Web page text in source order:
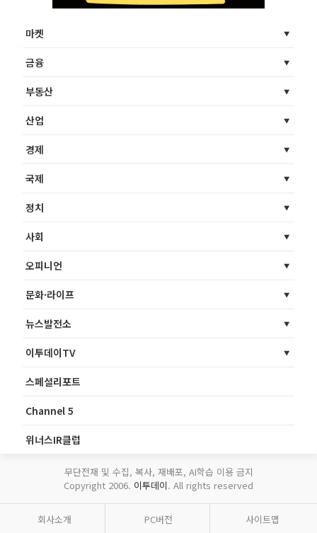
마켓
금융
부동산
산업
경제
국제
정치
사회
오피니언
문화·라이프
뉴스발전소
이투데이TV
스페셜리포트
Channel 5
위너스IR클럽
무단전재 및 수집, 복사, 재배포, AI학습 이용 금지
Copyright 2006. 이투데이. All rights reserved
회사소개 PC버전 사이트맵